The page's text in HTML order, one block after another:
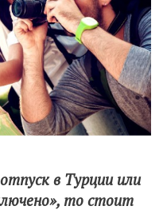
в Турции или
то стоит